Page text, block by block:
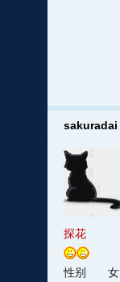
sakuradai
探花
性别 女